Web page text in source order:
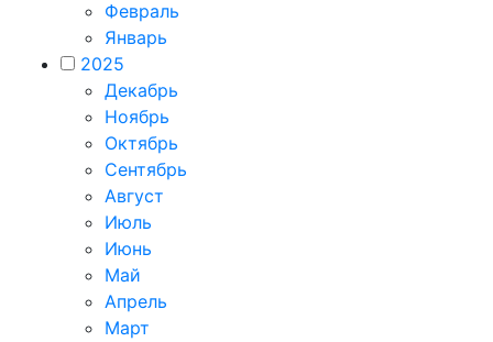
Февраль
Январь
2025
Декабрь
Ноябрь
Октябрь
Сентябрь
Август
Июль
Июнь
Май
Апрель
Март